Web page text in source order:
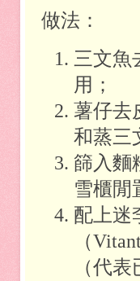
做法：
三文魚
用；
薯仔去
和蒸三
篩入麵
雪櫃閒
配上迷
（
（代